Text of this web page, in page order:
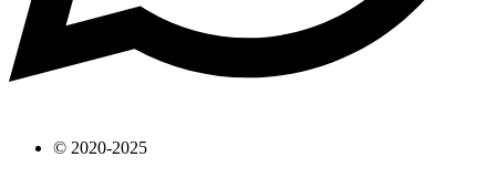
© 2020-2025